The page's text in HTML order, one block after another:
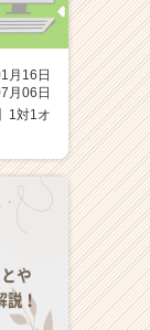
月16日
月06日
1対1オ